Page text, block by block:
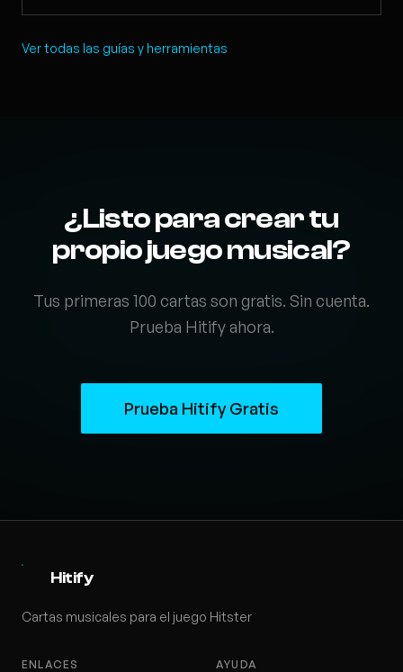
Ver todas las guías y herramientas
¿Listo para crear tu
propio juego musical?
Tus primeras 100 cartas son gratis. Sin cuenta.
Prueba Hitify ahora.
Prueba Hitify Gratis
Hitify
Cartas musicales para el juego Hitster
ENLACES AYUDA